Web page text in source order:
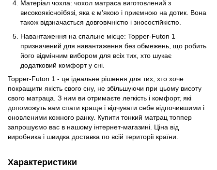
Матеріал чохла: чохол матраса виготовлений з
високоякісноїбязі, яка є м'якою і приємною на дотик. Вона
також відзначається довговічністю і зносостійкістю.
Навантаження на спальне місце: Topper-Futon 1
призначений для навантаження без обмежень, що робить
його відмінним вибором для всіх тих, хто шукає
додатковий комфорт у сні.
Topper-Futon 1 - це ідеальне рішення для тих, хто хоче
покращити якість свого сну, не збільшуючи при цьому висоту
свого матраца. З ним ви отримаєте легкість і комфорт, які
допоможуть вам спати краще і відчувати себе відпочившими і
оновленими кожного ранку. Купити тонкий матрац топпер
запрошуємо вас в нашому інтернет-магазині. Ціна від
виробника і швидка доставка по всій території країни.
Характеристики